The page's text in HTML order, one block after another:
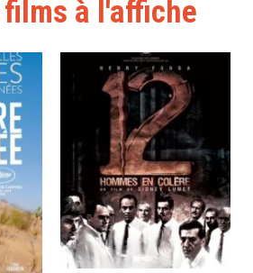
à l'affiche